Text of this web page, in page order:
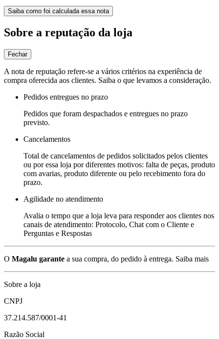
Saiba como foi calculada essa nota
Sobre a reputação da loja
Fechar
A nota de reputação refere-se a vários critérios na experiência de
compra oferecida aos clientes. Saiba o que levamos a consideração.
Pedidos entregues no prazo
Pedidos que foram despachados e entregues no prazo
previsto.
Cancelamentos
Total de cancelamentos de pedidos solicitados pelos clientes
ou por essa loja por diferentes motivos: falta de peças, produto
com avarias, produto diferente ou pelo recebimento fora do
prazo.
Agilidade no atendimento
Avalia o tempo que a loja leva para responder aos clientes nos
canais de atendimento: Protocolo, Chat com o Cliente e
Perguntas e Respostas
O Magalu garante a sua compra, do pedido à entrega. Saiba mais
Sobre a loja
CNPJ
37.214.587/0001-41
Razão Social